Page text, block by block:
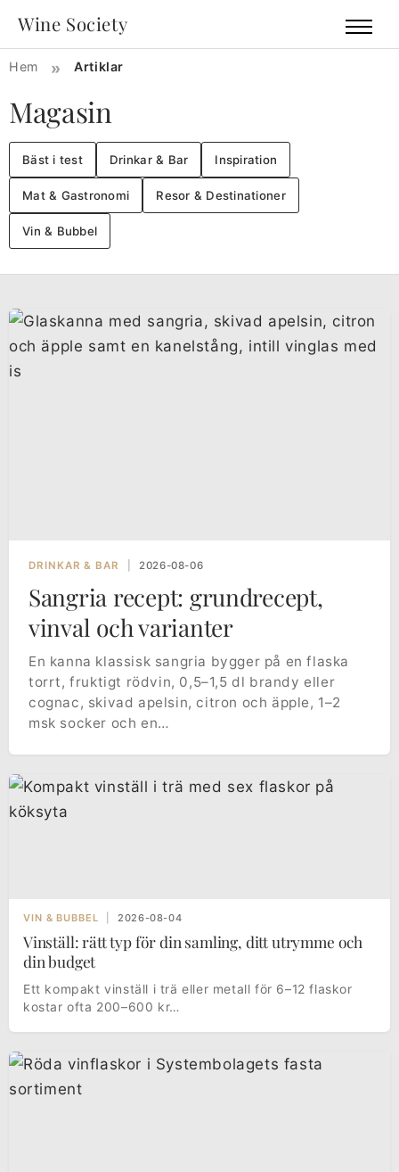
Wine Society
Hem » Artiklar
Magasin
Bäst i test Drinkar & Bar Inspiration
Mat & Gastronomi Resor & Destinationer
Vin & Bubbel
DRINKAR & BAR 2026-08-06
Sangria recept: grundrecept,
vinval och varianter
En kanna klassisk sangria bygger på en flaska
torrt, fruktigt rödvin, 0,5–1,5 dl brandy eller
cognac, skivad apelsin, citron och äpple, 1–2
msk socker och en…
VIN & BUBBEL 2026-08-04
Vinställ: rätt typ för din samling, ditt utrymme och
din budget
Ett kompakt vinställ i trä eller metall för 6–12 flaskor
kostar ofta 200–600 kr…